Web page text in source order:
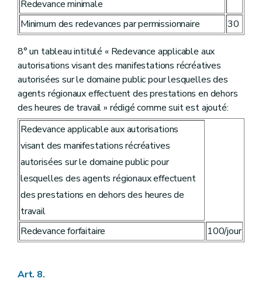
Redevance minimale
Minimum des redevances par permissionnaire
30
8° un tableau intitulé « Redevance applicable aux
autorisations visant des manifestations récréatives
autorisées sur le domaine public pour lesquelles des
agents régionaux effectuent des prestations en dehors
des heures de travail » rédigé comme suit est ajouté:
Redevance applicable aux autorisations
visant des manifestations récréatives
autorisées sur le domaine public pour
lesquelles des agents régionaux effectuent
des prestations en dehors des heures de
travail
Redevance forfaitaire
100/jour
Art. 8.